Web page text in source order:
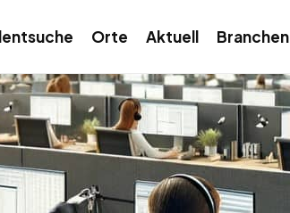
Orte Aktuell Branchen